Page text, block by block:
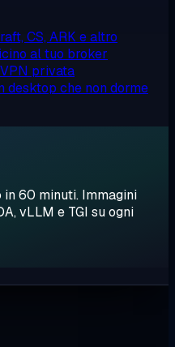
CS, ARK e altro
al tuo broker
privata
desktop che non dorme
60 minuti. Immagini
vLLM e TGI su ogni